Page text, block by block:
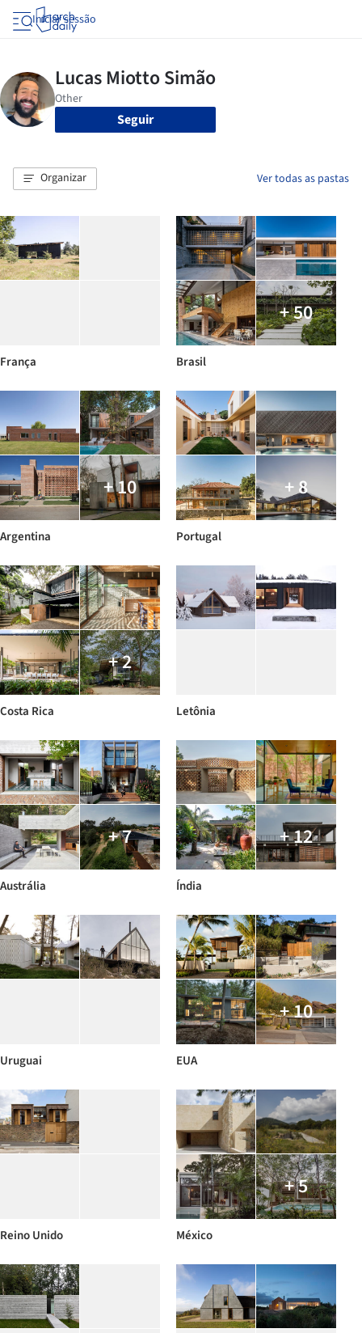
Iniciar sessão
Seguir
Organizar Ver todas as pastas
França
+ 50
Brasil
+ 10
Argentina
+ 8
Portugal
+ 2
Costa Rica Letônia
+ 7
Austrália
+ 12
Índia
Uruguai
+ 10
EUA
Reino Unido
+ 5
México